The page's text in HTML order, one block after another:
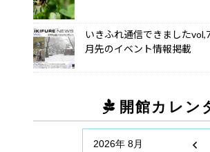
いきふれ通信できました
月先のイベント情報掲載
開館カレン
2026年 8月